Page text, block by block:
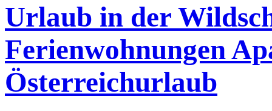
Urlaub in der
Ferienwohnungen
Österreichurlaub